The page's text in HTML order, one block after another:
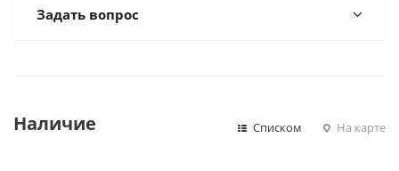
Задать вопрос
Наличие Списком На карте